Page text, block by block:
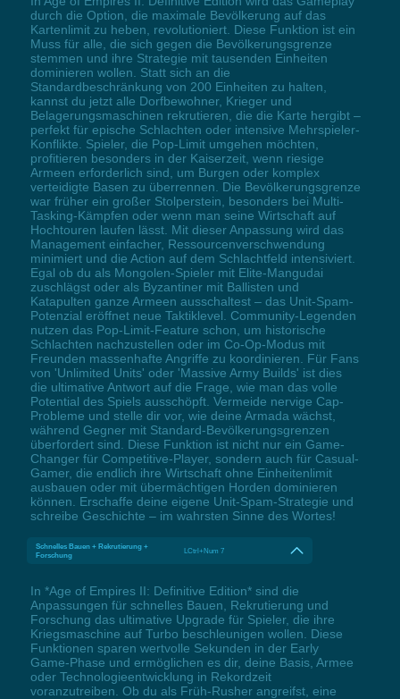
durch die Option, die maximale Bevölkerung auf das
Kartenlimit zu heben, revolutioniert. Diese Funktion ist ein
Muss für alle, die sich gegen die Bevölkerungsgrenze
stemmen und ihre Strategie mit tausenden Einheiten
dominieren wollen. Statt sich an die
Standardbeschränkung von 200 Einheiten zu halten,
kannst du jetzt alle Dorfbewohner, Krieger und
Belagerungsmaschinen rekrutieren, die die Karte hergibt –
perfekt für epische Schlachten oder intensive Mehrspieler-
Konflikte. Spieler, die Pop-Limit umgehen möchten,
profitieren besonders in der Kaiserzeit, wenn riesige
Armeen erforderlich sind, um Burgen oder komplex
verteidigte Basen zu überrennen. Die Bevölkerungsgrenze
war früher ein großer Stolperstein, besonders bei Multi-
Tasking-Kämpfen oder wenn man seine Wirtschaft auf
Hochtouren laufen lässt. Mit dieser Anpassung wird das
Management einfacher, Ressourcenverschwendung
minimiert und die Action auf dem Schlachtfeld intensiviert.
Egal ob du als Mongolen-Spieler mit Elite-Mangudai
zuschlägst oder als Byzantiner mit Ballisten und
Katapulten ganze Armeen ausschaltest – das Unit-Spam-
Potenzial eröffnet neue Taktiklevel. Community-Legenden
nutzen das Pop-Limit-Feature schon, um historische
Schlachten nachzustellen oder im Co-Op-Modus mit
Freunden massenhafte Angriffe zu koordinieren. Für Fans
von 'Unlimited Units' oder 'Massive Army Builds' ist dies
die ultimative Antwort auf die Frage, wie man das volle
Potential des Spiels ausschöpft. Vermeide nervige Cap-
Probleme und stelle dir vor, wie deine Armada wächst,
während Gegner mit Standard-Bevölkerungsgrenzen
überfordert sind. Diese Funktion ist nicht nur ein Game-
Changer für Competitive-Player, sondern auch für Casual-
Gamer, die endlich ihre Wirtschaft ohne Einheitenlimit
ausbauen oder mit übermächtigen Horden dominieren
können. Erschaffe deine eigene Unit-Spam-Strategie und
schreibe Geschichte – im wahrsten Sinne des Wortes!
Schnelles Bauen + Rekrutierung +
Forschung
LCtrl+Num 7
In *Age of Empires II: Definitive Edition* sind die
Anpassungen für schnelles Bauen, Rekrutierung und
Forschung das ultimative Upgrade für Spieler, die ihre
Kriegsmaschine auf Turbo beschleunigen wollen. Diese
Funktionen sparen wertvolle Sekunden in der Early
Game-Phase und ermöglichen es dir, deine Basis, Armee
oder Technologieentwicklung in Rekordzeit
voranzutreiben. Ob du als Früh-Rusher angreifst, eine